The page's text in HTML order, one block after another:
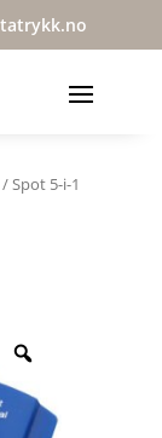
Spot 5-i-1